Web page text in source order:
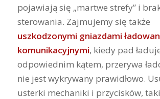
pojawiają się „martwe strefy” i
sterowania. Zajmujemy się także
uszkodzonymi gniazdami
komunikacyjnymi, kiedy pad
odpowiednim kątem, przerywa
nie jest wykrywany prawidłowo.
usterki mechaniki i przycisków,